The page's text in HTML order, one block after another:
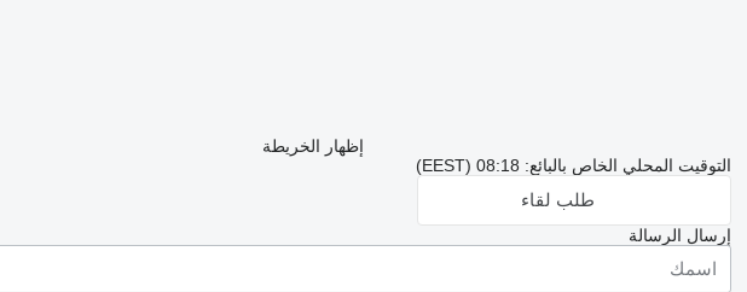
إظهار الخريطة
التوقيت المحلي الخاص بالبائع: 08:18 (EEST)
طلب لقاء
إرسال الرسالة